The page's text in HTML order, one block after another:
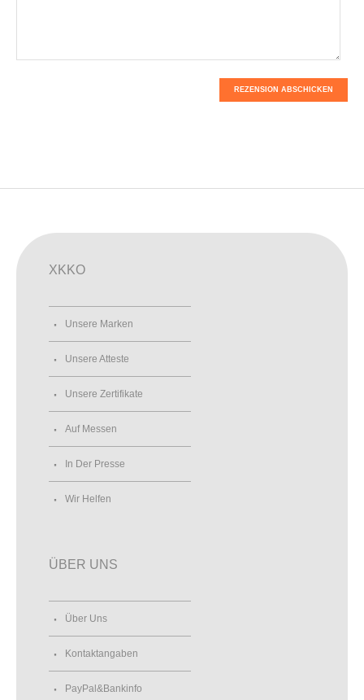
REZENSION ABSCHICKEN
XKKO
Unsere Marken
Unsere Atteste
Unsere Zertifikate
Auf Messen
In Der Presse
Wir Helfen
ÜBER UNS
Über Uns
Kontaktangaben
PayPal&Bankinfo